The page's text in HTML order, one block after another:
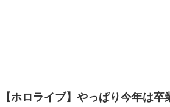
【ホロライブ】やっぱり今年は卒